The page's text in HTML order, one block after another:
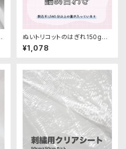
ぬいトリコットのはぎれ150g詰
め合わせ
¥1,078